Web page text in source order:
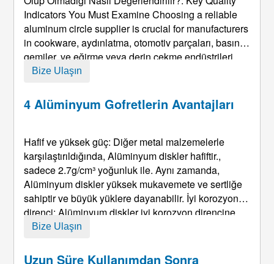
Indicators You Must Examine Choosing a reliable
aluminum circle supplier is crucial for manufacturers
in cookware, aydınlatma, otomotiv parçaları, basınçlı
gemiler, ve eğirme veya derin çekme endüstrileri.
Alüminyum çemberler mekanik özellikler açısından
tutarlılık, ve işleme kararlılığı. bir yanlış ...
Bize Ulaşın
4 Alüminyum Gofretlerin Avantajları
Hafif ve yüksek güç: Diğer metal malzemelerle
karşılaştırıldığında, Alüminyum diskler hafiftir.,
sadece 2.7g/cm³ yoğunluk ile. Aynı zamanda,
Alüminyum diskler yüksek mukavemete ve sertliğe
sahiptir ve büyük yüklere dayanabilir. İyi korozyon
direnci: Alüminyum diskler iyi korozyon direncine
sahiptir, Havaya maruz kalsalar bile, su, Asit yağmur
Bize Ulaşın
Uzun Süre Kullanımdan Sonra